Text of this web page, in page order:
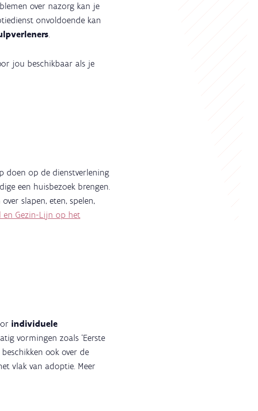
over nazorg kan je
onvoldoende kan
.
jou beschikbaar als je
doen op de dienstverlening
een huisbezoek brengen.
slapen, eten, spelen,
en Gezin-Lijn op het
individuele
vormingen zoals ‘Eerste
ook over de
vlak van adoptie. Meer